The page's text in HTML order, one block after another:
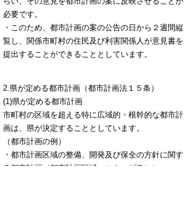
必要です。
・このため、都市計画の案の公告の日から２週間縦
覧し、関係市町村の住民及び利害関係人が意見書を
提出することができることとしています。
2.県が定める都市計画（都市計画法１５条）
(1)県が定める都市計画
市町村の区域を超える特に広域的・根幹的な都市計
画は、県が決定することとしています。
（都市計画の例）
・都市計画区域の整備、開発及び保全の方針に関す
る都市計画（都市計画区域マスタープラン）